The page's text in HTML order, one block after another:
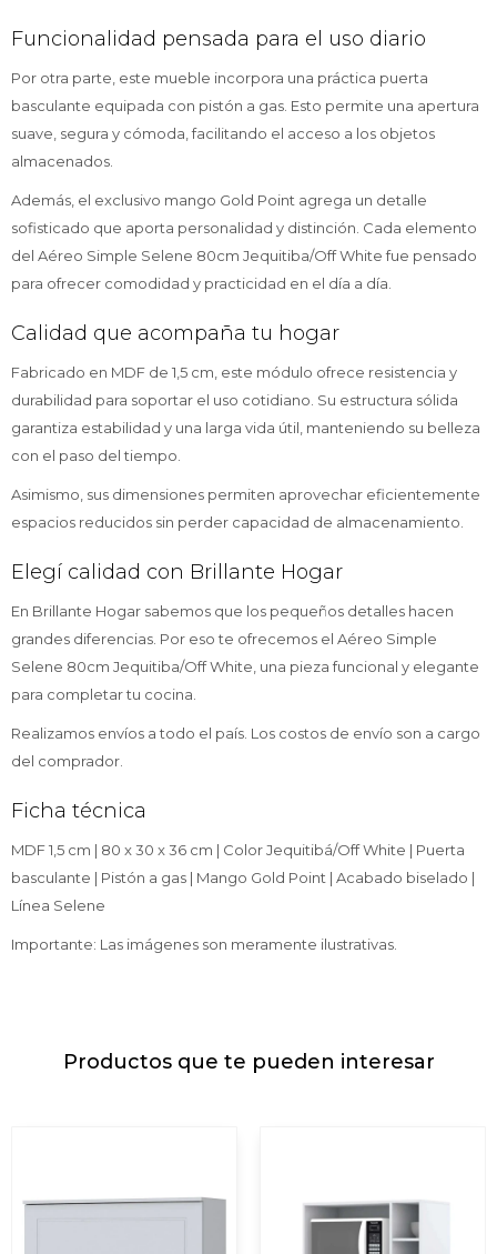
Funcionalidad pensada para el uso diario
Por otra parte, este mueble incorpora una práctica puerta
basculante equipada con pistón a gas. Esto permite una apertura
suave, segura y cómoda, facilitando el acceso a los objetos
almacenados.
Además, el exclusivo mango Gold Point agrega un detalle
sofisticado que aporta personalidad y distinción. Cada elemento
del Aéreo Simple Selene 80cm Jequitiba/Off White fue pensado
para ofrecer comodidad y practicidad en el día a día.
Calidad que acompaña tu hogar
Fabricado en MDF de 1,5 cm, este módulo ofrece resistencia y
durabilidad para soportar el uso cotidiano. Su estructura sólida
garantiza estabilidad y una larga vida útil, manteniendo su belleza
con el paso del tiempo.
Asimismo, sus dimensiones permiten aprovechar eficientemente
espacios reducidos sin perder capacidad de almacenamiento.
Elegí calidad con Brillante Hogar
En Brillante Hogar sabemos que los pequeños detalles hacen
grandes diferencias. Por eso te ofrecemos el Aéreo Simple
Selene 80cm Jequitiba/Off White, una pieza funcional y elegante
para completar tu cocina.
Realizamos envíos a todo el país. Los costos de envío son a cargo
del comprador.
Ficha técnica
MDF 1,5 cm | 80 x 30 x 36 cm | Color Jequitibá/Off White | Puerta
basculante | Pistón a gas | Mango Gold Point | Acabado biselado |
Línea Selene
Importante: Las imágenes son meramente ilustrativas.
Productos que te pueden interesar